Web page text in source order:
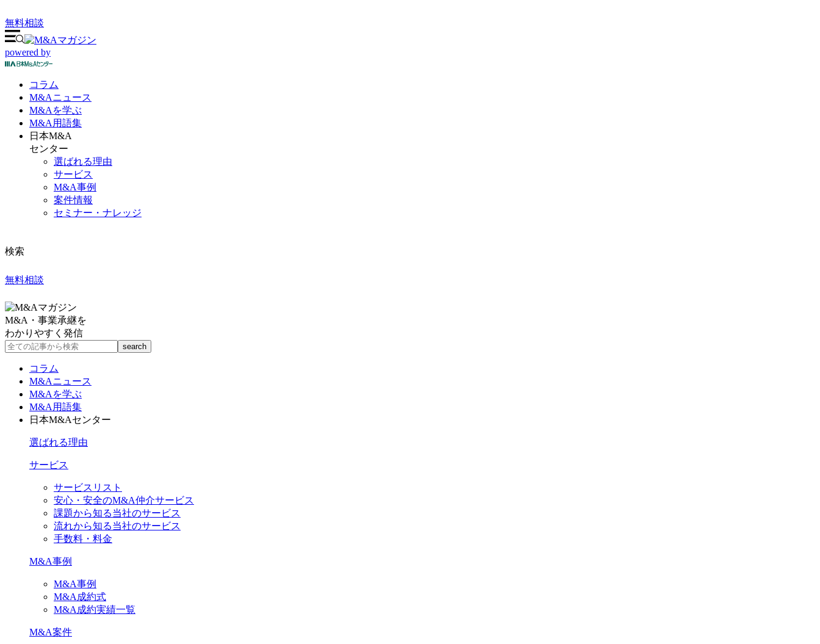
無料相談
powered by
コラム
M&Aニュース
M&Aを学ぶ
M&A 用語集
日本M&A
センター
選ばれる理由
サービス
M&A事例
案件情報
セミナー・ナレッジ
検索
無料相談
M&A・事業承継を
わかりやすく発信
コラム
M&Aニュース
M&Aを学ぶ
M&A用語集
日本M&Aセンター
選ばれる理由
サービス
サービスリスト
安心・安全のM&A仲介サービス
課題から知る当社のサービス
流れから知る当社のサービス
手数料・料金
M&A事例
M&A事例
M&A成約式
M&A成約実績一覧
M&A案件